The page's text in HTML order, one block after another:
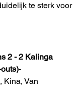
te sterk voor
2 - 2 Kalinga
-
Kina, Van